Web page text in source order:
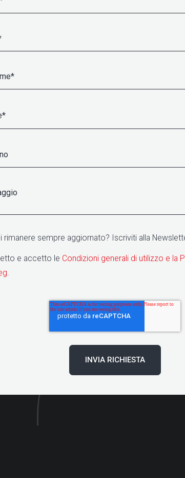
rimanere sempre aggiornato? Iscriviti alla
e accetto le Condizioni generali di utilizzo e la
.